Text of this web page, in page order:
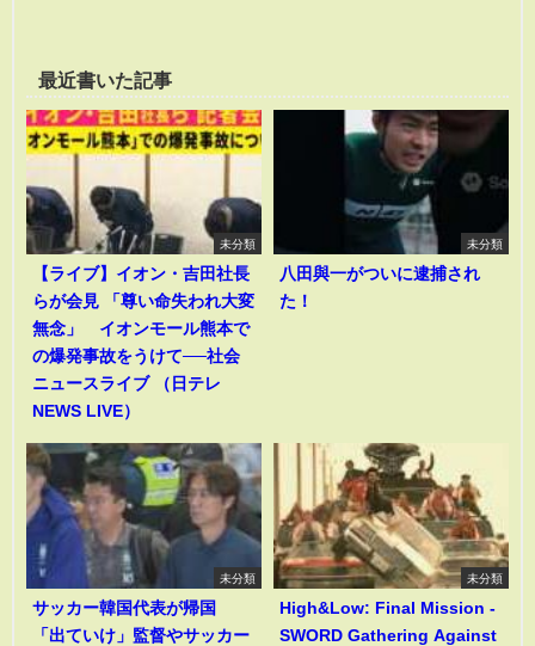
最近書いた記事
未分類
【ライブ】イオン・吉田社長
らが会見 「尊い命失われ大変
無念」 イオンモール熊本で
の爆発事故をうけて──社会
ニュースライブ （日テレ
NEWS LIVE）
未分類
八田與一がついに逮捕され
た！
未分類
サッカー韓国代表が帰国
「出ていけ」監督やサッカー
未分類
High&Low: Final Mission -
SWORD Gathering Against